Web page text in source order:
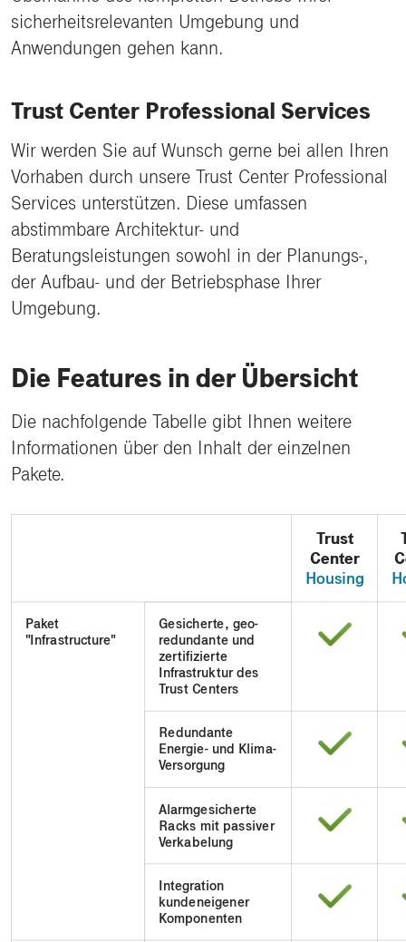
sicherheitsrelevanten Umgebung und
Anwendungen gehen kann.
Trust Center Professional Services
Wir werden Sie auf Wunsch gerne bei allen Ihren
Vorhaben durch unsere Trust Center Professional
Services unterstützen. Diese umfassen
abstimmbare Architektur- und
Beratungsleistungen sowohl in der Planungs-,
der Aufbau- und der Betriebsphase Ihrer
Umgebung.
Die Features in der Übersicht
Die nachfolgende Tabelle gibt Ihnen weitere
Informationen über den Inhalt der einzelnen
Pakete.
Trust
Center
Housing
Paket
"Infrastructure"
Gesicherte, geo-
redundante und
zertifizierte
Infrastruktur des
Trust Centers
Redundante
Energie- und Klima-
Versorgung
Alarmgesicherte
Racks mit passiver
Verkabelung
Integration
kundeneigener
Komponenten